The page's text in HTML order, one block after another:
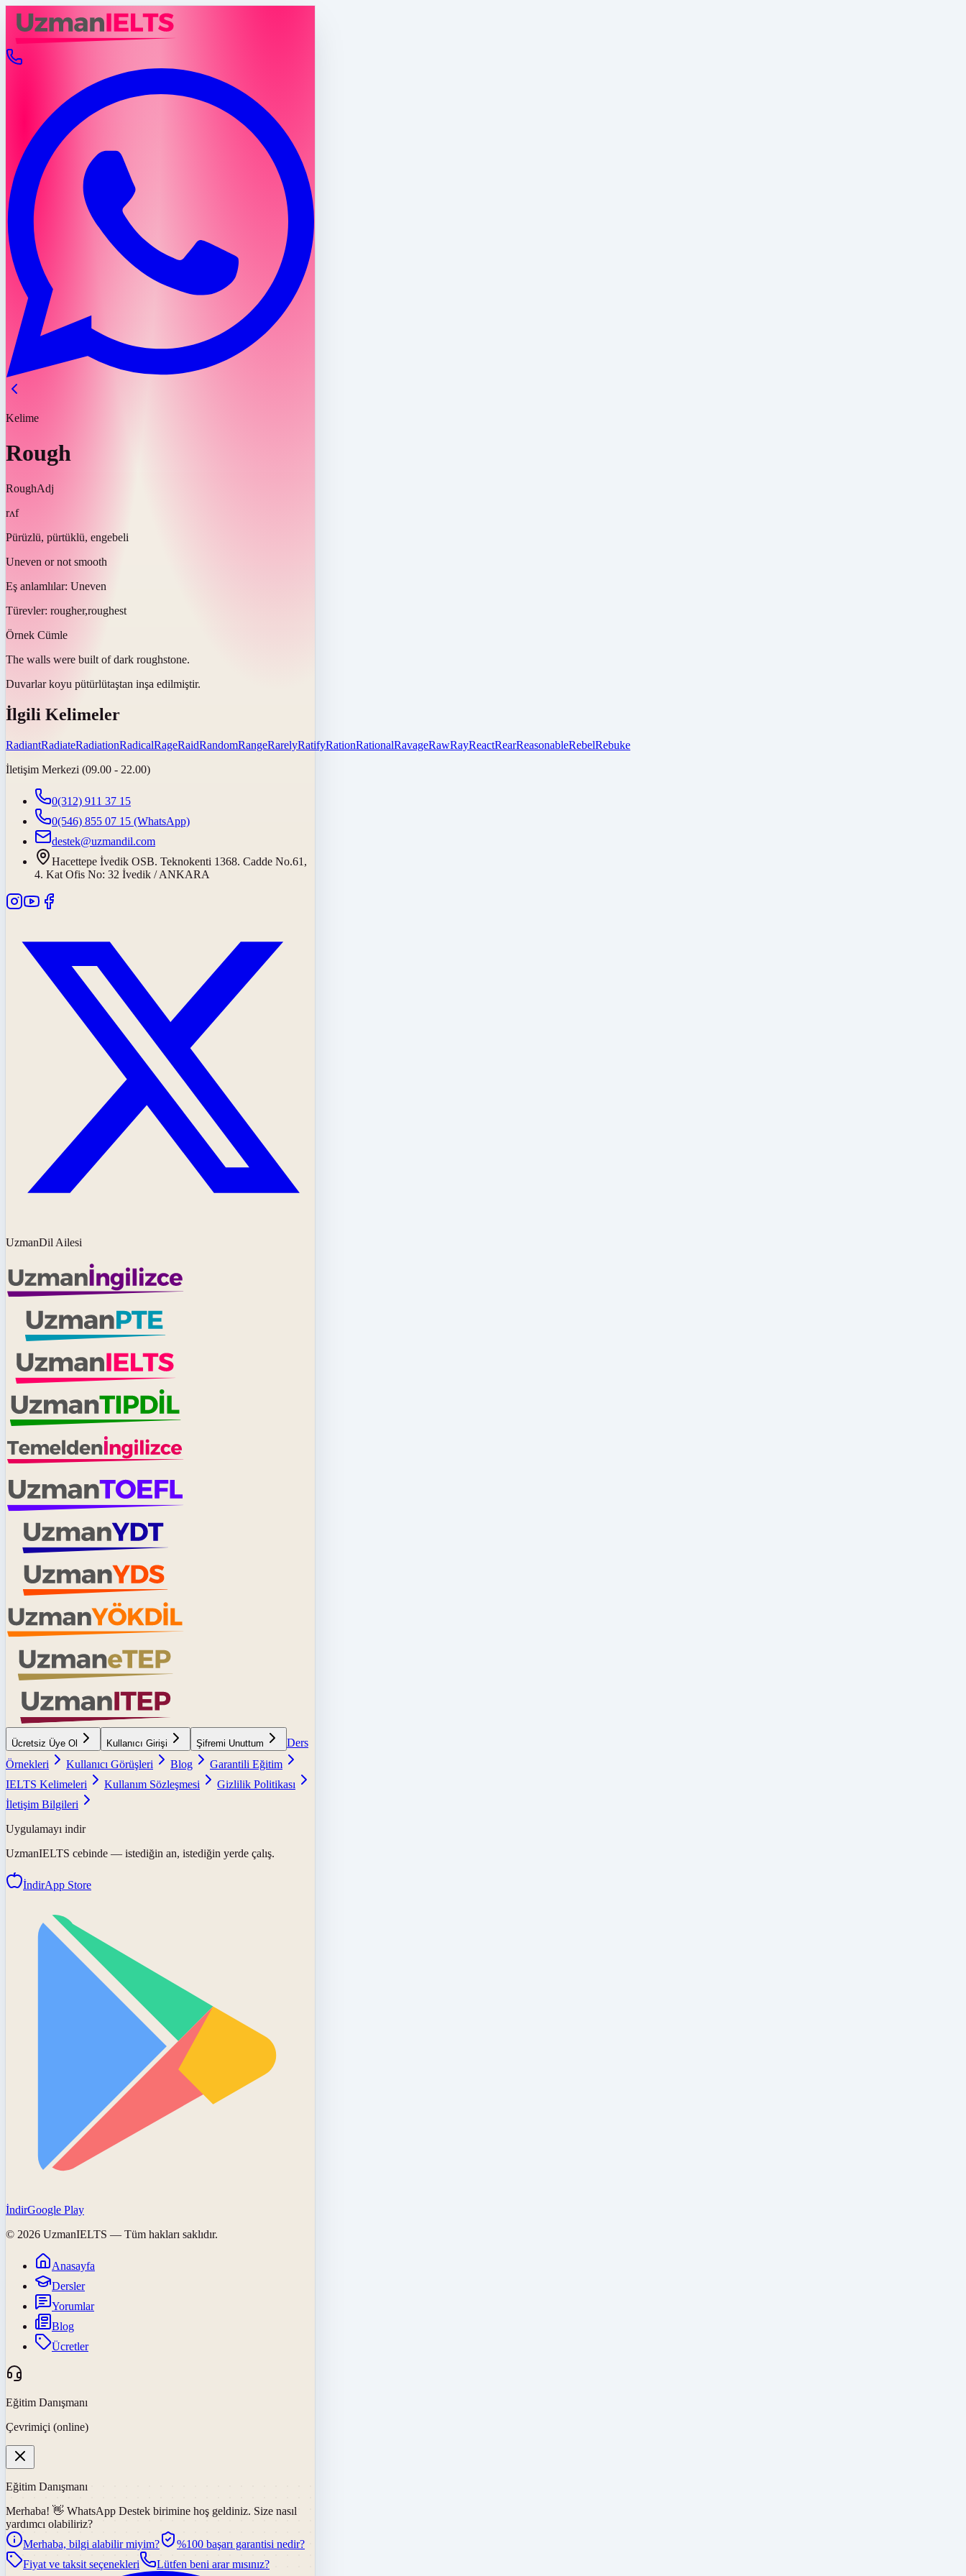
Kelime
Rough
RoughAdj
rʌf
Pürüzlü, pürtüklü, engebeli
Uneven or not smooth
Eş anlamlılar: Uneven
Türevler: rougher,roughest
Örnek Cümle
The walls were built of dark roughstone.
Duvarlar koyu pütürlütaştan inşa edilmiştir.
İlgili Kelimeler
RadiantRadiateRadiationRadicalRageRaidRandomRangeRarelyRatifyRationRationalRavageRawRayReactRearReasonableRebelRebuke
İletişim Merkezi (09.00 - 22.00)
0(312) 911 37 15
0(546) 855 07 15 (WhatsApp)
destek@uzmandil.com
Hacettepe İvedik OSB. Teknokenti 1368. Cadde No.61,
4. Kat Ofis No: 32 İvedik / ANKARA
UzmanDil Ailesi
Ücretsiz Üye Ol Kullanıcı Girişi Şifremi Unuttum
Ders
Örnekleri
Kullanıcı Görüşleri Blog
Garantili Eğitim
IELTS Kelimeleri
Kullanım Sözleşmesi
Gizlilik Politikası
İletişim Bilgileri
Uygulamayı indir
UzmanIELTS cebinde — istediğin an, istediğin yerde çalış.
İndirApp Store
İndirGoogle Play
© 2026 UzmanIELTS — Tüm hakları saklıdır.
Anasayfa
Dersler
Yorumlar
Blog
Ücretler
Eğitim Danışmanı
Çevrimiçi (online)
Eğitim Danışmanı
Merhaba! 👋 WhatsApp Destek birimine hoş geldiniz. Size nasıl
yardımcı olabiliriz?
Merhaba, bilgi alabilir miyim?
%100 başarı garantisi nedir?
Fiyat ve taksit seçenekleri
Lütfen beni arar mısınız?